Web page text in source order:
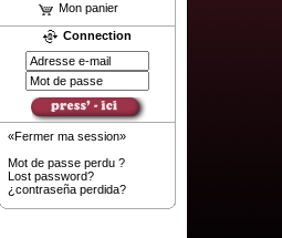
Mon panier
Connection
«Fermer ma session»
Mot de passe perdu ?
Lost password?
¿contraseña perdida?